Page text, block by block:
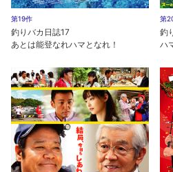
第19作
釣りバカ日誌17
あとは能登なれハマとなれ！
第
釣
ハ